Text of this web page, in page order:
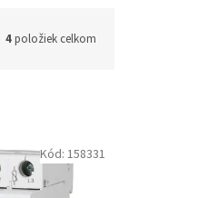
4položiek celkom
Kód: 158331